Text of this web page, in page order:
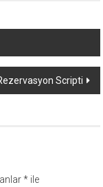
Scripti
* ile